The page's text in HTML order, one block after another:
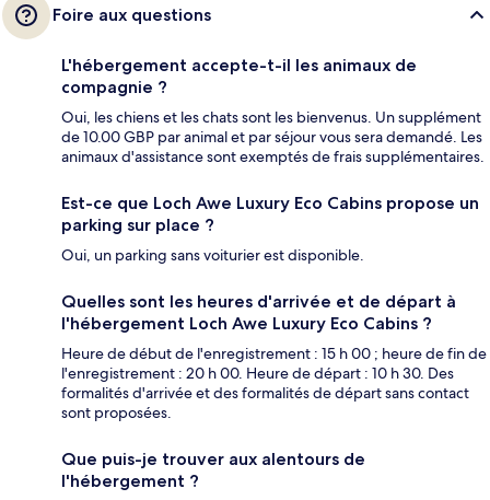
Foire aux questions
L'hébergement accepte-t-il les animaux de
compagnie ?
Oui, les chiens et les chats sont les bienvenus. Un supplément
de 10.00 GBP par animal et par séjour vous sera demandé. Les
animaux d'assistance sont exemptés de frais supplémentaires.
Est-ce que Loch Awe Luxury Eco Cabins propose un
parking sur place ?
Oui, un parking sans voiturier est disponible.
Quelles sont les heures d'arrivée et de départ à
l'hébergement Loch Awe Luxury Eco Cabins ?
Heure de début de l'enregistrement : 15 h 00 ; heure de fin de
l'enregistrement : 20 h 00. Heure de départ : 10 h 30. Des
formalités d'arrivée et des formalités de départ sans contact
sont proposées.
Que puis-je trouver aux alentours de
l'hébergement ?